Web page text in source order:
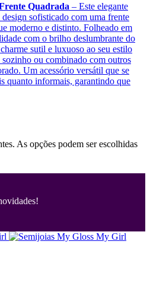
Quadrada – Este elegante
sofisticado com uma frente
moderno e distinto. Folheado em
com o brilho deslumbrante do
sutil e luxuoso ao seu estilo
ou combinado com outros
Um acessório versátil que se
quanto informais, garantindo que
As opções podem ser escolhidas